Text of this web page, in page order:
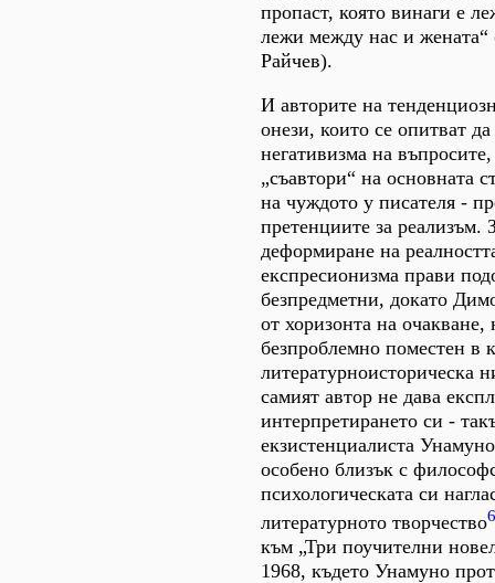
пропаст, която винаги е
лежи между нас и жената“
Райчев).
И авторите на
онези, които се опитват
негативизма на въпросите,
„съавтори“ на основната
на чуждото у писателя -
претенциите за реализъм.
деформиране на
експресионизма прави
безпредметни, докато
от хоризонта на
безпроблемно поместен в
литературноисторическа
самият автор не дава
интерпретирането си -
екзистенциалиста
особено близък с
психологическата си
литературното творчество
към „Три поучителни
1968, където Унамуно